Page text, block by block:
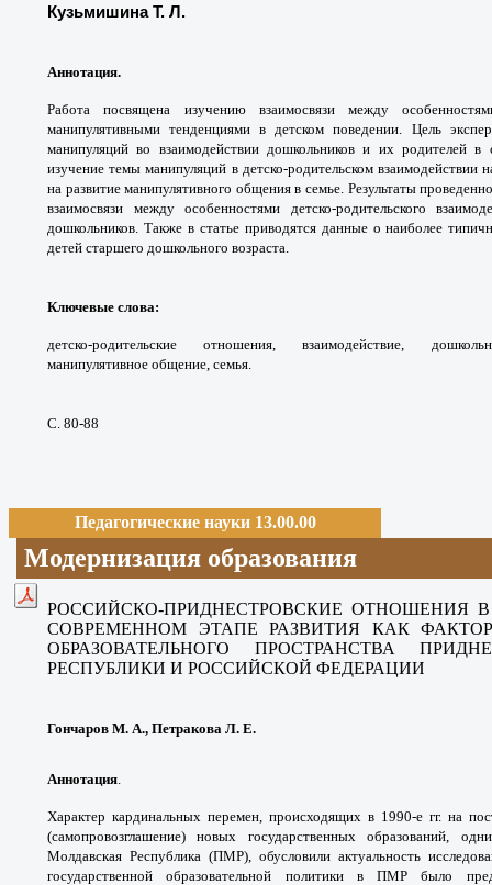
Кузьмишина Т. Л.
Аннотация.
Работа посвящена изучению взаимосвязи между
манипулятивными тенденциями в детском поведении. Цель
манипуляций во взаимодействии дошкольников и их родителей
изучение темы манипуляций в детско-родительском взаимодействии
на развитие манипулятивного общения в семье. Результаты
взаимосвязи между особенностями детско-родительского
дошкольников. Также в статье приводятся данные о наиболее
детей старшего дошкольного возраста.
Ключевые слова:
детско-родительские отношения, взаимодействие,
манипулятивное общение, семья.
С. 80-88
Педагогические науки 13.00.00
Модернизация образования
РОССИЙСКО-ПРИДНЕСТРОВСКИЕ ОТНОШЕНИЯ
СОВРЕМЕННОМ ЭТАПЕ РАЗВИТИЯ КАК
ОБРАЗОВАТЕЛЬНОГО ПРОСТРАНСТВА
РЕСПУБЛИКИ И РОССИЙСКОЙ ФЕДЕРАЦИИ
Гончаров М. А., Петракова Л. Е.
Аннотация.
Характер кардинальных перемен, происходящих в 1990-е гг. на
(самопровозглашение) новых государственных образований,
Молдавская Республика (ПМР), обусловили актуальность
государственной образовательной политики в ПМР было